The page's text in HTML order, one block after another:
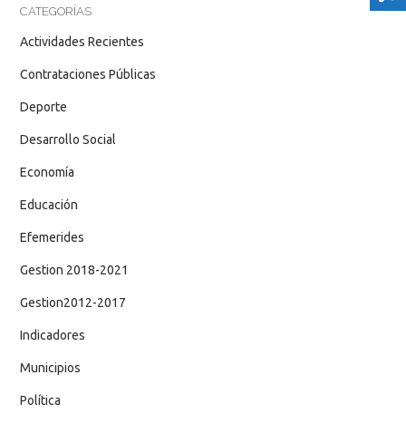
CATEGORÍAS
Actividades Recientes
Contrataciones Públicas
Deporte
Desarrollo Social
Economía
Educación
Efemerides
Gestion 2018-2021
Gestion2012-2017
Indicadores
Municipios
Política